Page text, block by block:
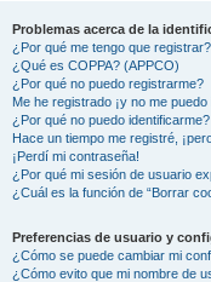
Problemas acerca de la
¿Por qué me tengo que registrar?
¿Qué es COPPA? (APPCO)
¿Por qué no puedo registrarme?
Me he registrado ¡y no me puedo
¿Por qué no puedo identificarme?
Hace un tiempo me registré,
¡Perdí mi contraseña!
¿Por qué mi sesión de usuario
¿Cuál es la función de “Borrar
Preferencias de usuario y
¿Cómo se puede cambiar mi
¿Cómo evito que mi nombre de